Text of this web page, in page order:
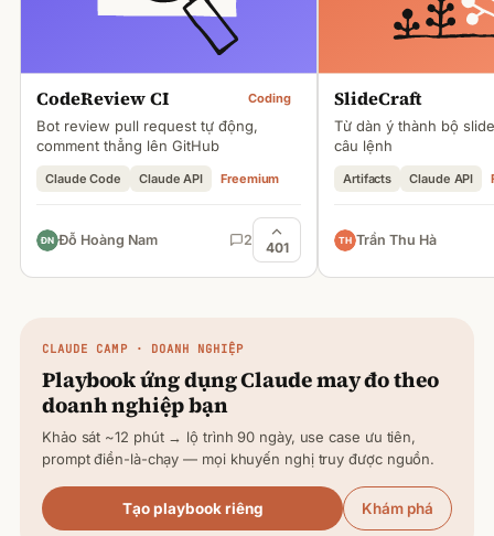
CodeReview CI Coding
Bot review pull request tự động,
comment thẳng lên GitHub
Claude Code Claude API Freemium
Đỗ Hoàng Nam 2 401
SlideCraft
Từ dàn ý thành bộ
câu lệnh
Artifacts Claude API
Trần Thu Hà
CLAUDE CAMP · DOANH NGHIỆP
Playbook ứng dụngClaudemay đo theo
doanh nghiệp bạn
Khảo sát ~12 phút → lộ trình 90 ngày, use case ưu tiên,
prompt điền-là-chạy — mọi khuyến nghị truy được nguồn.
Tạo playbook riêng Khám phá